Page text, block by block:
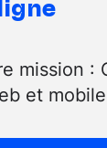
ligne
mission :
et